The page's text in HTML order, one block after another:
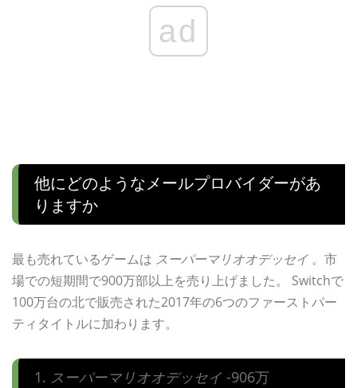
ad
他にどのようなメールプロバイダーがあ
りますか
最も売れているゲームは スーパーマリオオデッセイ 。市
場での短期間で900万部以上を売り上げました。 Switchで
100万台の北で販売された2017年の6つのファーストパー
ティタイトルに加わります。
スーパーマリオオデッセイ -906万